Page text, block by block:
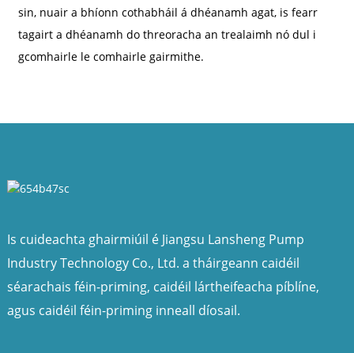
sin, nuair a bhíonn cothabháil á dhéanamh agat, is fearr
tagairt a dhéanamh do threoracha an trealaimh nó dul i
gcomhairle le comhairle gairmithe.
Is cuideachta ghairmiúil é Jiangsu Lansheng Pump
Industry Technology Co., Ltd. a tháirgeann caidéil
séarachais féin-priming, caidéil lártheifeacha píblíne,
agus caidéil féin-priming inneall díosail.